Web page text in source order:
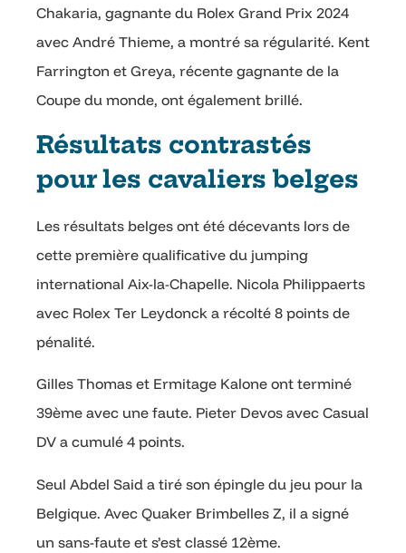
Chakaria, gagnante du Rolex Grand Prix 2024
avec André Thieme, a montré sa régularité. Kent
Farrington et Greya, récente gagnante de la
Coupe du monde, ont également brillé.
Résultats contrastés
pour les cavaliers belges
Les résultats belges ont été décevants lors de
cette première qualificative du jumping
international Aix-la-Chapelle. Nicola Philippaerts
avec Rolex Ter Leydonck a récolté 8 points de
pénalité.
Gilles Thomas et Ermitage Kalone ont terminé
39ème avec une faute. Pieter Devos avec Casual
DV a cumulé 4 points.
Seul Abdel Said a tiré son épingle du jeu pour la
Belgique. Avec Quaker Brimbelles Z, il a signé
un sans-faute et s’est classé 12ème.